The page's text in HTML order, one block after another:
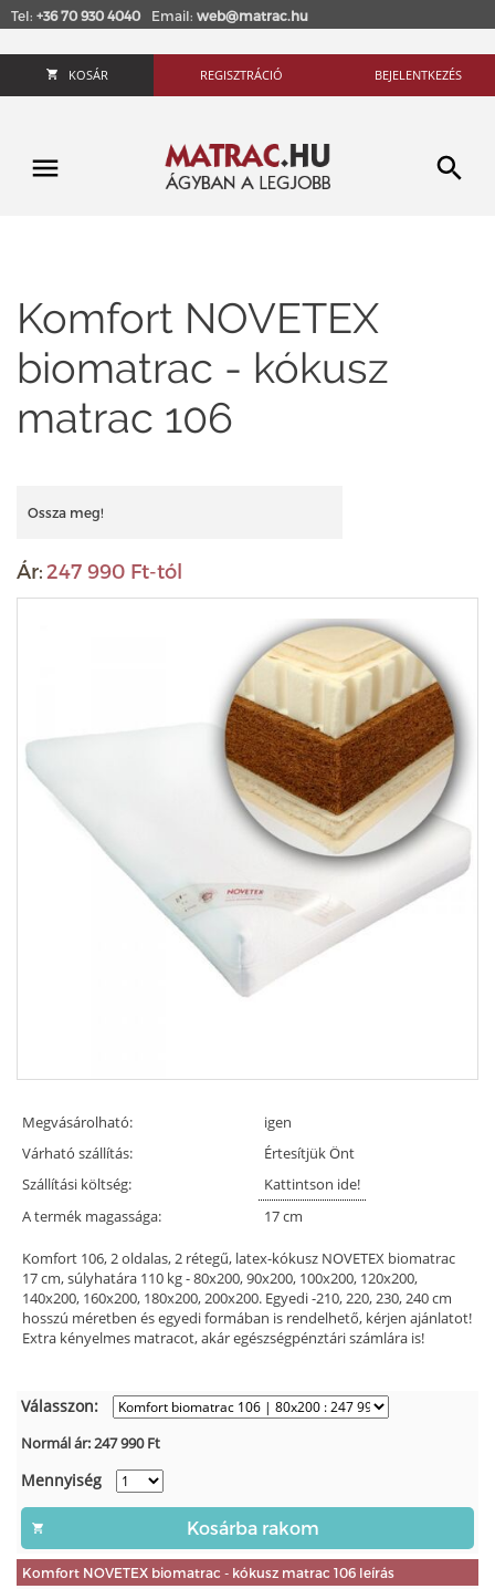
Tel: +36 70 930 4040 Email: web@matrac.hu
KOSÁR REGISZTRÁCIÓ BEJELENTKEZÉS
Komfort NOVETEX
biomatrac - kókusz
matrac 106
Ossza meg!
Ár: 247 990 Ft-tól
Megvásárolható:
igen
Várható szállítás:
Értesítjük Önt
Szállítási költség:
Kattintson ide!
A termék magassága:
17 cm
Komfort 106, 2 oldalas, 2 rétegű, latex-kókusz NOVETEX biomatrac
17 cm, súlyhatára 110 kg - 80x200, 90x200, 100x200, 120x200,
140x200, 160x200, 180x200, 200x200. Egyedi -210, 220, 230, 240 cm
hosszú méretben és egyedi formában is rendelhető, kérjen ajánlatot!
Extra kényelmes matracot, akár egészségpénztári számlára is!
Válasszon:
Normál ár:247 990Ft
Mennyiség
Komfort NOVETEX biomatrac - kókusz matrac 106 leírás